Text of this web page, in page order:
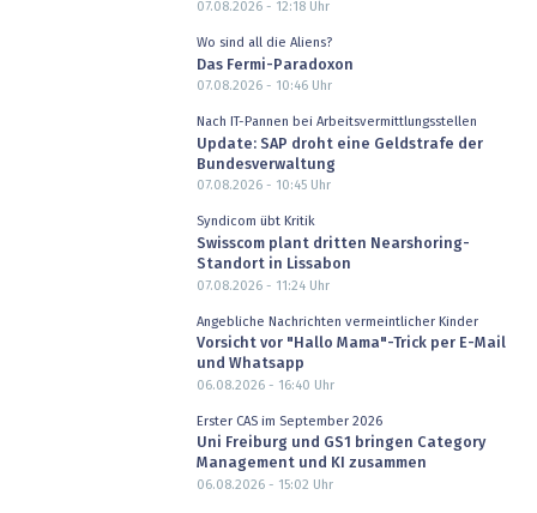
07.08.2026 - 12:18Uhr
Wo sind all die Aliens?
Das Fermi-Paradoxon
07.08.2026 - 10:46Uhr
Nach IT-Pannen bei Arbeitsvermittlungsstellen
Update: SAP droht eine Geldstrafe der
Bundesverwaltung
07.08.2026 - 10:45Uhr
Syndicom übt Kritik
Swisscom plant dritten Nearshoring-
Standort in Lissabon
07.08.2026 - 11:24Uhr
Angebliche Nachrichten vermeintlicher Kinder
Vorsicht vor "Hallo Mama"-Trick per E-Mail
und Whatsapp
06.08.2026 - 16:40 Uhr
Erster CAS im September 2026
Uni Freiburg und GS1 bringen Category
Management und KI zusammen
06.08.2026 - 15:02 Uhr